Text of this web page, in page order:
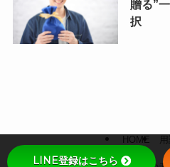
贈る”
択
HOME
LINE登録はこちら